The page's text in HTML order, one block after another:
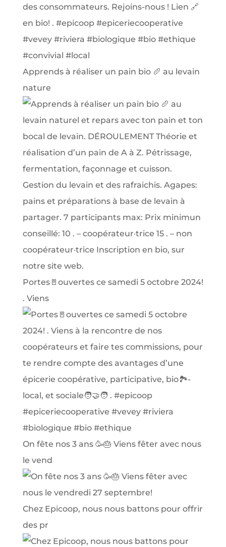
Apprends à réaliser un pain bio 🥖 au levain
nature
Portes🚪ouvertes ce samedi 5 octobre 2024!
. Viens
On fête nos 3 ans 🥳🎂 Viens fêter avec nous
le vend
Chez Epicoop, nous nous battons pour offrir
des pr